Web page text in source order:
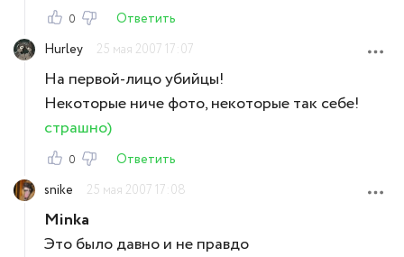
0
Ответить
Hurley
25 мая 2007 17:07
На первой-лицо убийцы!
Некоторые ниче фото, некоторые так себе!
страшно)
0
Ответить
snike
25 мая 2007 17:08
Minka
Это было давно и не правдо